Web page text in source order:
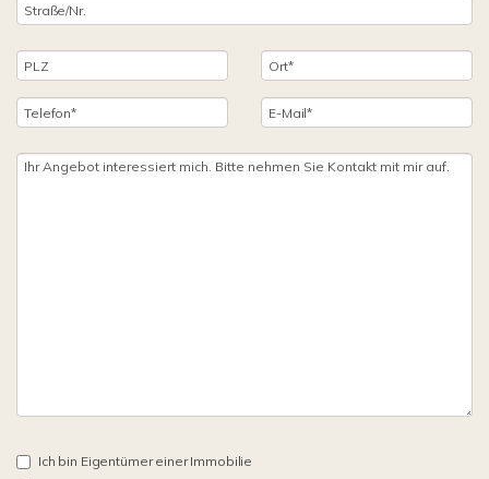
Ich bin Eigentümer einer Immobilie